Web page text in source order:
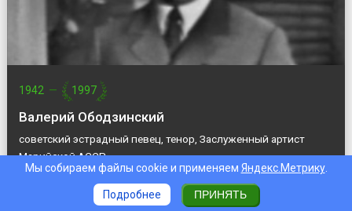
1942 — 1997
Валерий Ободзинский
советский эстрадный певец, тенор, Заслуженный артист
Марийской АССР
Мы собираем файлы cookie и применяем Яндекс.Метрику.
Подробнее ПРИНЯТЬ